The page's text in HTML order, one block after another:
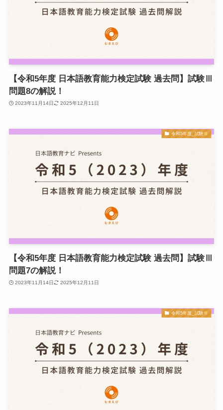
【令和5年度 日本語教育能力検定試験 過去問】試験Ⅲ
問題8の解説！
2023年11月14日 2025年12月11日
令和5年度_試験Ⅲ
【令和5年度 日本語教育能力検定試験 過去問】試験Ⅲ
問題7の解説！
2023年11月14日 2025年12月11日
令和5年度_試験Ⅲ